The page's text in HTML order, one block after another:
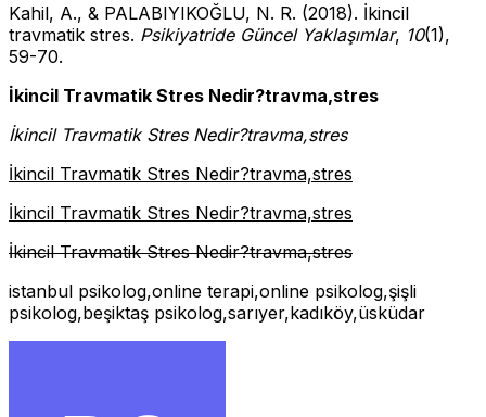
Kahil, A., & PALABIYIKOĞLU, N. R. (2018). İkincil
travmatik stres. Psikiyatride Güncel Yaklaşımlar, 10(1),
59-70.
İkincil Travmatik Stres Nedir?travma,stres
İkincil Travmatik Stres Nedir?travma,stres
İkincil Travmatik Stres Nedir?travma,stres
İkincil Travmatik Stres Nedir?travma,stres
İkincil Travmatik Stres Nedir?travma,stres
istanbul psikolog,online terapi,online psikolog,şişli
psikolog,beşiktaş psikolog,sarıyer,kadıköy,üsküdar